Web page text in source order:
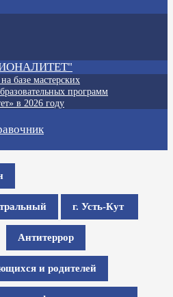
базе мастерских
программ
в 2026 году
г. Усть-Кут
Антитеррор
и родителей